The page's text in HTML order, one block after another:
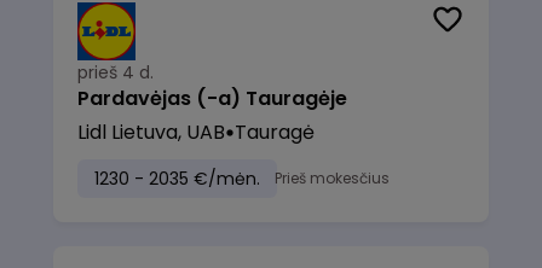
prieš 4 d.
Pardavėjas (-a) Tauragėje
Lidl Lietuva, UAB Tauragė
1230 - 2035 €/mėn. Prieš mokesčius